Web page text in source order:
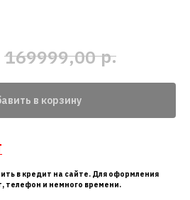
169999,00 р.
в корзину
в кредит на сайте. Для оформления
телефон и немного времени.